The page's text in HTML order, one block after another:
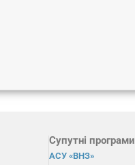
Супутні програми
АСУ «ВНЗ»